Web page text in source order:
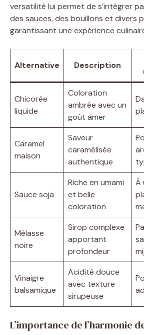
versatilité lui permet de s’intégrer
des sauces, des bouillons et divers
garantissant une expérience
Alternative Description
Chicorée
liquide
Coloration
ambrée avec un
goût amer
Caramel
maison
Saveur
caramélisée
authentique
Sauce soja
Riche en umami
et belle
coloration
À
Mélasse
noire
Sirop complexe
apportant
profondeur
Vinaigre
balsamique
Acidité douce
avec texture
sirupeuse
L’importance de l’harmonie